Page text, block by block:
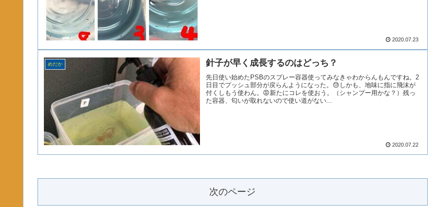
2020.07.23
めだか 針子が早く成長するのはどっち？
先日使い始めたPSBのスプレー容器使ってみなきゃわからんもんですね。2
日目でプッシュ部分が戻らんようになった。😓しかも、地味に指に飛沫が
付くしもう使わん。😡新たにコレを使おう。（シャンプー用かな？）残っ
た容器、匂いが取れないので使い道がない...
2020.07.22
次のページ